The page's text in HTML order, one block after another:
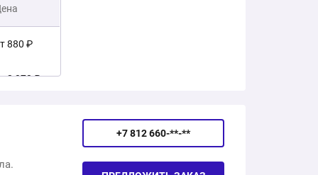
880 ₽
2 070 ₽
+7 812 660-**-**